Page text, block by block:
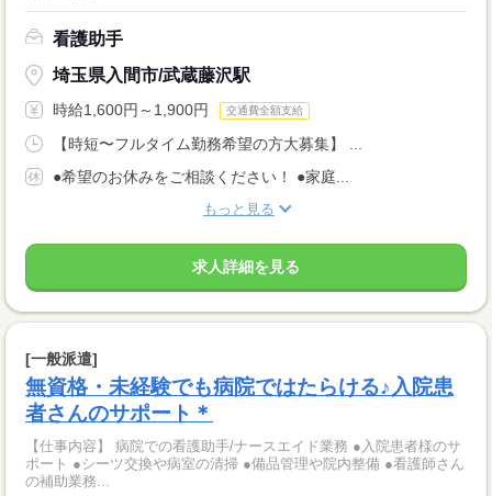
看護助手
埼玉県入間市/武蔵藤沢駅
時給1,600円～1,900円 交通費全額支給
【時短〜フルタイム勤務希望の方大募集】 ...
●希望のお休みをご相談ください！ ●家庭...
もっと見る
求人詳細を見る
[一般派遣]
無資格・未経験でも病院ではたらける♪入院患
者さんのサポート＊
【仕事内容】 病院での看護助手/ナースエイド業務 ●入院患者様のサ
ポート ●シーツ交換や病室の清掃 ●備品管理や院内整備 ●看護師さん
の補助業務...